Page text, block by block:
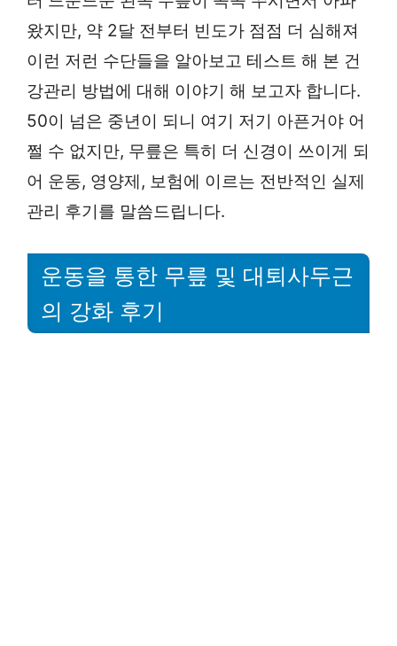
왔지만, 약 2달 전부터 빈도가 점점 더 심해져
이런 저런 수단들을 알아보고 테스트 해 본 건
강관리 방법에 대해 이야기 해 보고자 합니다.
50이 넘은 중년이 되니 여기 저기 아픈거야 어
쩔 수 없지만, 무릎은 특히 더 신경이 쓰이게 되
어 운동, 영양제, 보험에 이르는 전반적인 실제
관리 후기를 말씀드립니다.
운동을 통한 무릎 및 대퇴사두근
의 강화 후기